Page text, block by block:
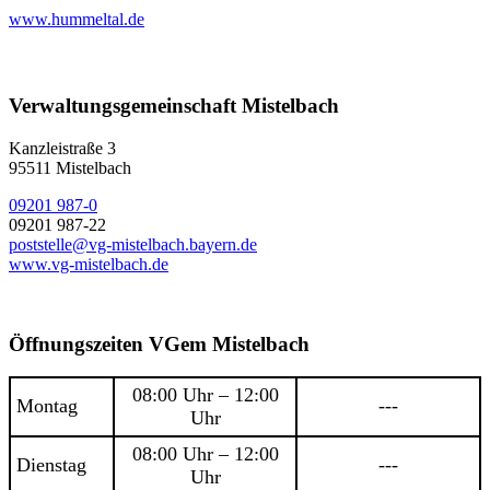
www.hummeltal.de
Verwaltungsgemeinschaft Mistelbach
Kanzleistraße 3
95511 Mistelbach
09201 987-0
09201 987-22
poststelle@vg-mistelbach.bayern.de
www.vg-mistelbach.de
Öffnungszeiten VGem Mistelbach
Montag
08:00 Uhr – 12:00
Uhr
---
Dienstag
08:00 Uhr – 12:00
Uhr
---